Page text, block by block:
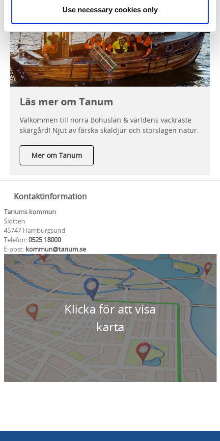
Use necessary cookies only
Läs mer om Tanum
Välkommen till norra Bohuslän & världens vackraste
skärgård! Njut av färska skaldjur och storslagen natur.
Mer om Tanum
Kontaktinformation
Tanums kommun
Slotten
45747 Hamburgsund
Telefon:0525 18000
E-post: kommun@tanum.se
Klicka för att visa
karta